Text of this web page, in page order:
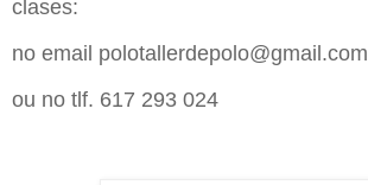
clases:
no email polotallerdepolo@gmail.com
ou no tlf. 617 293 024